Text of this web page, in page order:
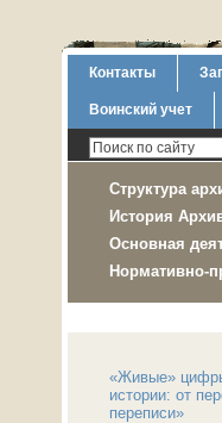
Контакты
Воинский учет
Структура
История
Основная
Нормативно-
«Живые»
истории: от
переписи»